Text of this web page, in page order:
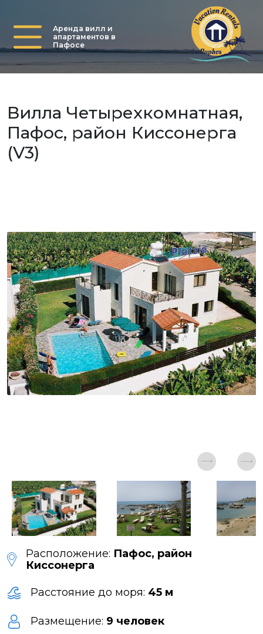
Аренда вилл и
апартаментов в
Пафосе
Вилла Четырехкомнатная,
Пафос, район Киссонерга
(V3)
Расположение: Пафос, район
Киссонерга
Расстояние до моря: 45 м
Размещение: 9 человек